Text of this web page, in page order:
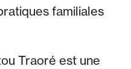
familiales
Traoré est une